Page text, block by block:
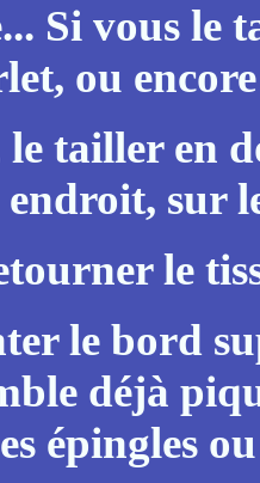
Si vous le
ou
le tailler en
endroit, sur
le
le bord
déjà
épingles